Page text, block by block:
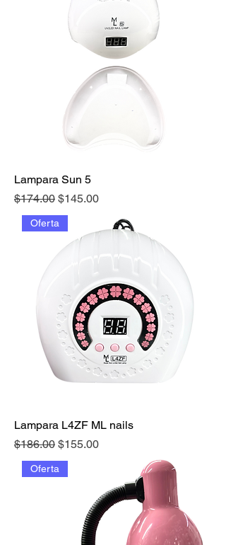
Lampara Sun 5
Precio
$174.00 Precio de oferta
$145.00
Oferta
Lampara L4ZF ML nails
Precio
$186.00 Precio de oferta
$155.00
Oferta